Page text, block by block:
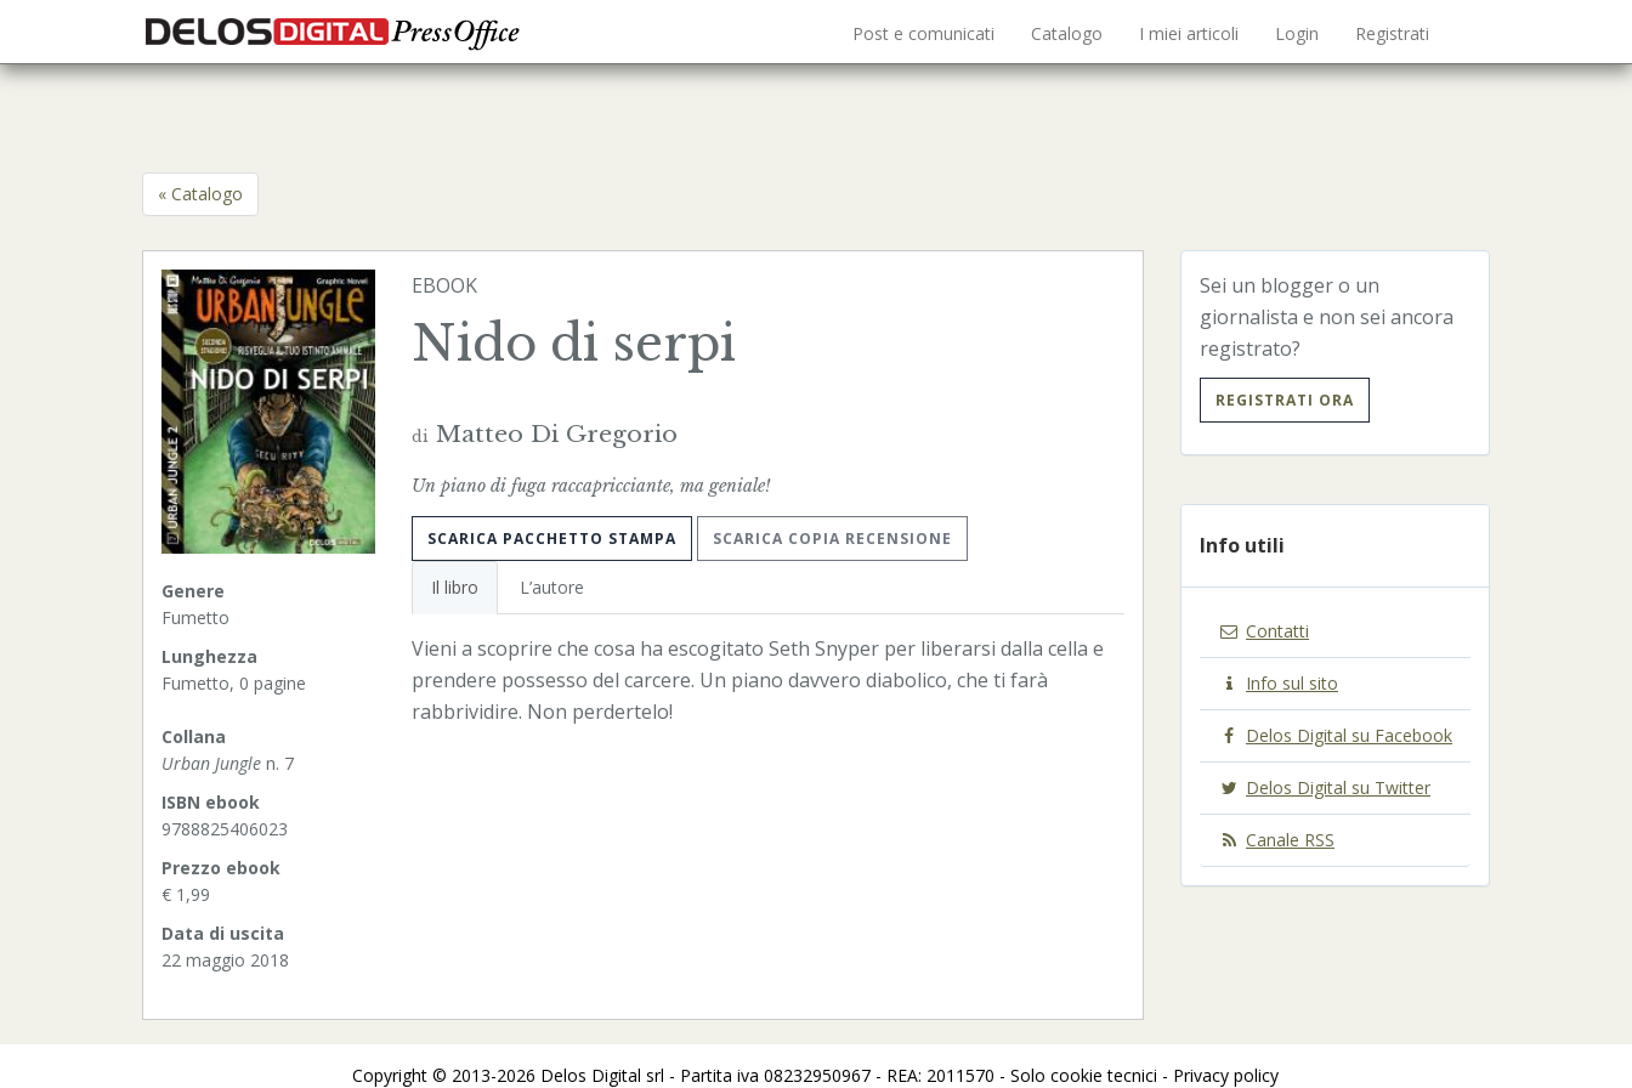
Post e comunicati Catalogo I miei articoli Login Registrati
« Catalogo
Genere
Fumetto
Lunghezza
Fumetto, 0 pagine
Collana
Urban Jungle n. 7
ISBN ebook
9788825406023
Prezzo ebook
€ 1,99
Data di uscita
22 maggio 2018
EBOOK
Nido di serpi
di Matteo Di Gregorio
Un piano di fuga raccapricciante, ma geniale!
SCARICA PACCHETTO STAMPA SCARICA COPIA RECENSIONE
Il libro L’autore
Vieni a scoprire che cosa ha escogitato Seth Snyper per liberarsi dalla cella e
prendere possesso del carcere. Un piano davvero diabolico, che ti farà
rabbrividire. Non perdertelo!
Sei un blogger o un
giornalista e non sei ancora
registrato?
REGISTRATI ORA
Info utili
Contatti
Info sul sito
Delos Digital su Facebook
Delos Digital su Twitter
Canale RSS
Copyright © 2013-2026 Delos Digital srl - Partita iva 08232950967 - REA: 2011570 - Solo cookie tecnici - Privacy policy